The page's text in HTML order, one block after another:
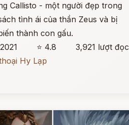
Callisto - một người đẹp trong
tình ái của thần Zeus và bị
thành con gấu.
⭐ 4.8
3,921 lượt đọc
Hy Lạp